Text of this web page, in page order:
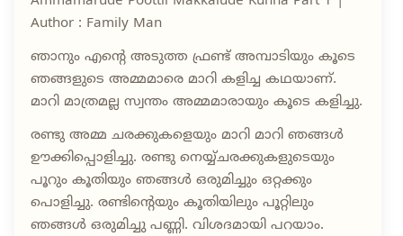
Author : Family Man
ഞാനും എൻ്റെ അടുത്ത ഫ്രണ്ട് അമ്പാടിയും കൂടെ
ഞങ്ങളുടെ അമ്മമാരെ മാറി കളിച്ച കഥയാണ്.
മാറി മാത്രമല്ല സ്വന്തം അമ്മമാരായും കൂടെ കളിച്ചു.
രണ്ടു അമ്മ ചരക്കുകളെയും മാറി മാറി ഞങ്ങൾ
ഊക്കിപ്പൊളിച്ചു. രണ്ടു നെയ്യ്‌ചരക്കുകളുടെയും
പൂറും കൂതിയും ഞങ്ങൾ ഒരുമിച്ചും ഒറ്റക്കും
പൊളിച്ചു. രണ്ടിൻ്റെയും കൂതിയിലും പൂറ്റിലും
ഞങ്ങൾ ഒരുമിച്ചു പണ്ണി. വിശദമായി പറയാം.